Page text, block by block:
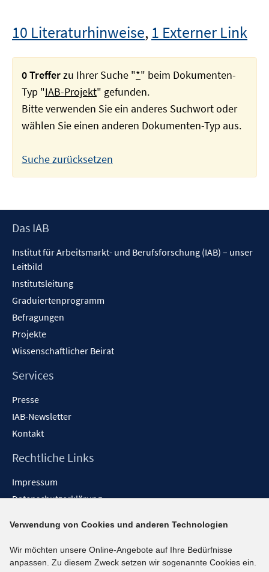
10 Literaturhinweise, 1 Externer Link
0 Trefferzu Ihrer Suche "*" beim Dokumenten-
Typ "IAB-Projekt" gefunden.
Bitte verwenden Sie ein anderes Suchwort oder
wählen Sie einen anderen Dokumenten-Typ aus.
Suche zurücksetzen
Footer
Das IAB
Institut für Arbeitsmarkt- und Berufsforschung (IAB) – unser
Leitbild
Institutsleitung
Graduiertenprogramm
Befragungen
Projekte
Wissenschaftlicher Beirat
Services
Presse
IAB-Newsletter
Kontakt
Rechtliche Links
Impressum
Datenschutzerklärung
Barrieren melden
Social-Media-Kanäle
Verwendung von Cookies und anderen Technologien
Wir möchten unsere Online-Angebote auf Ihre Bedürfnisse
anpassen. Zu diesem Zweck setzen wir sogenannte Cookies ein.